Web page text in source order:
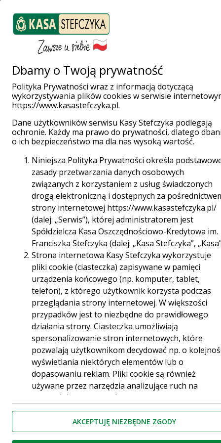
Weź pożyczkę
Załóż konto
Strona główna Finanse bez tajemnic Wszystko o pożyczkach
Wszystko
o pożyczkach
Zastanawiasz się nad wzięciem pożyczki? W tej
kategorii znajdziesz wszystko, co musisz
wiedzieć – od rodzajów pożyczek po praktyczne
wskazówki, jak z nich korzystać
odpowiedzialnie.
Poznaj tajniki i podejmuj świadome decyzje
finansowe.
Sankcja kredytu darmowego - czym jest i
Dbamy o Twoją prywatność
Polityka Prywatności wraz z informacją dotyczącą
wykorzystywania plików cookies w serwisie
https://www.kasastefczyka.pl.
Dane użytkowników serwisu Kasy Stefczyka podlegają
ochronie. Każdy ma prawo do prywatności, dlatego
o ich bezpieczeństwo ma dla nas wysoką wartość.
Niniejsza Polityka Prywatności określa
zasady przetwarzania danych osobowych
związanych z korzystaniem z usług świadczonych
drogą elektroniczną i dostępnych za
strony internetowej https://www.kasastefczyka.pl/
(dalej: „Serwis”), której administratorem jest
Spółdzielcza Kasa Oszczędnościowo-Kredytowa im.
Franciszka Stefczyka (dalej: „Kasa Stefczyka”,
Strona internetowa Kasy Stefczyka wykorzystuje
pliki cookie (ciasteczka) zapisywane w pamięci
urządzenia końcowego (np. komputer, tablet,
telefon), z którego użytkownik korzysta podczas
przeglądania strony internetowej. W większości
przypadków jest to niezbędne do prawidłowego
działania strony. Ciasteczka umożliwiają
spersonalizowanie stron internetowych, które
pozwalają użytkownikom decydować np. o
wyświetlania niektórych elementów lub o
dopasowaniu reklam. Pliki cookie są również
używane przez narzędzia analizujące ruch na
stronach internetowych.
Rodzaje cookies stosowane w Serwisie:
Cookies sesyjne – są to tymczasowe cookies,
AKCEPTUJĘ NIEZBĘDNE ZGODY